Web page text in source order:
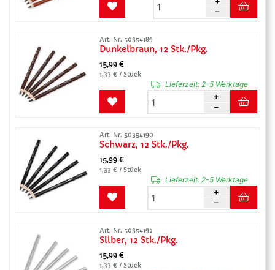
Art. Nr. 50354189
Dunkelbraun, 12 Stk./Pkg.
15,99 €
1,33 € / Stück
Lieferzeit:2-5 Werktage
Art. Nr. 50354190
Schwarz, 12 Stk./Pkg.
15,99 €
1,33 € / Stück
Lieferzeit:2-5 Werktage
Art. Nr. 50354192
Silber, 12 Stk./Pkg.
15,99 €
1,33 € / Stück